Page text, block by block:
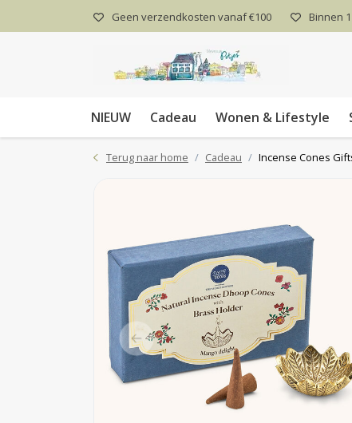
Geen verzendkosten vanaf €100 Binnen
NIEUW Cadeau Wonen & Lifestyle
Terug naar home Cadeau Incense Cones